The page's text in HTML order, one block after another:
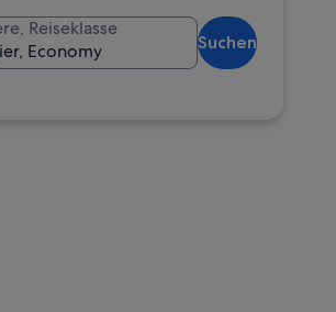
Reiseklasse
Economy
Suchen